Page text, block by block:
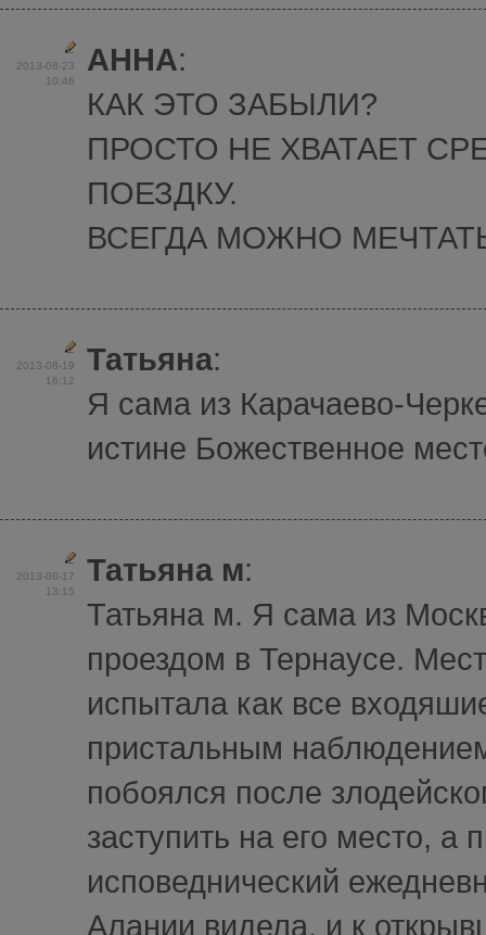
2013-08-23
10:46
АННА:
КАК ЭТО ЗАБЫЛИ?
ПРОСТО НЕ ХВАТАЕТ
ПОЕЗДКУ.
ВСЕГДА МОЖНО
2013-08-19
16:12
Татьяна:
Я сама из Карачаево-
истине Божественное
2013-08-17
13:15
Татьяна м:
Татьяна м. Я сама из
проездом в Тернаусе.
испытала как все
пристальным
побоялся после
заступить на его место, а
исповеднический
Алании видела, и к